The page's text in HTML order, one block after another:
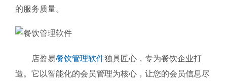
的服务质量。
店盈易餐饮管理软件独具匠心，专为餐饮企业打
造。它以智能化的会员管理为核心，让您的会员信息尽